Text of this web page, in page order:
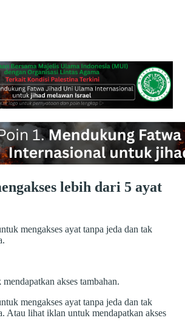
lebih dari 5 ayat
mengakses ayat tanpa jeda dan tak
akses tambahan.
mengakses ayat tanpa jeda dan tak
Atau lihat iklan untuk mendapatkan akses